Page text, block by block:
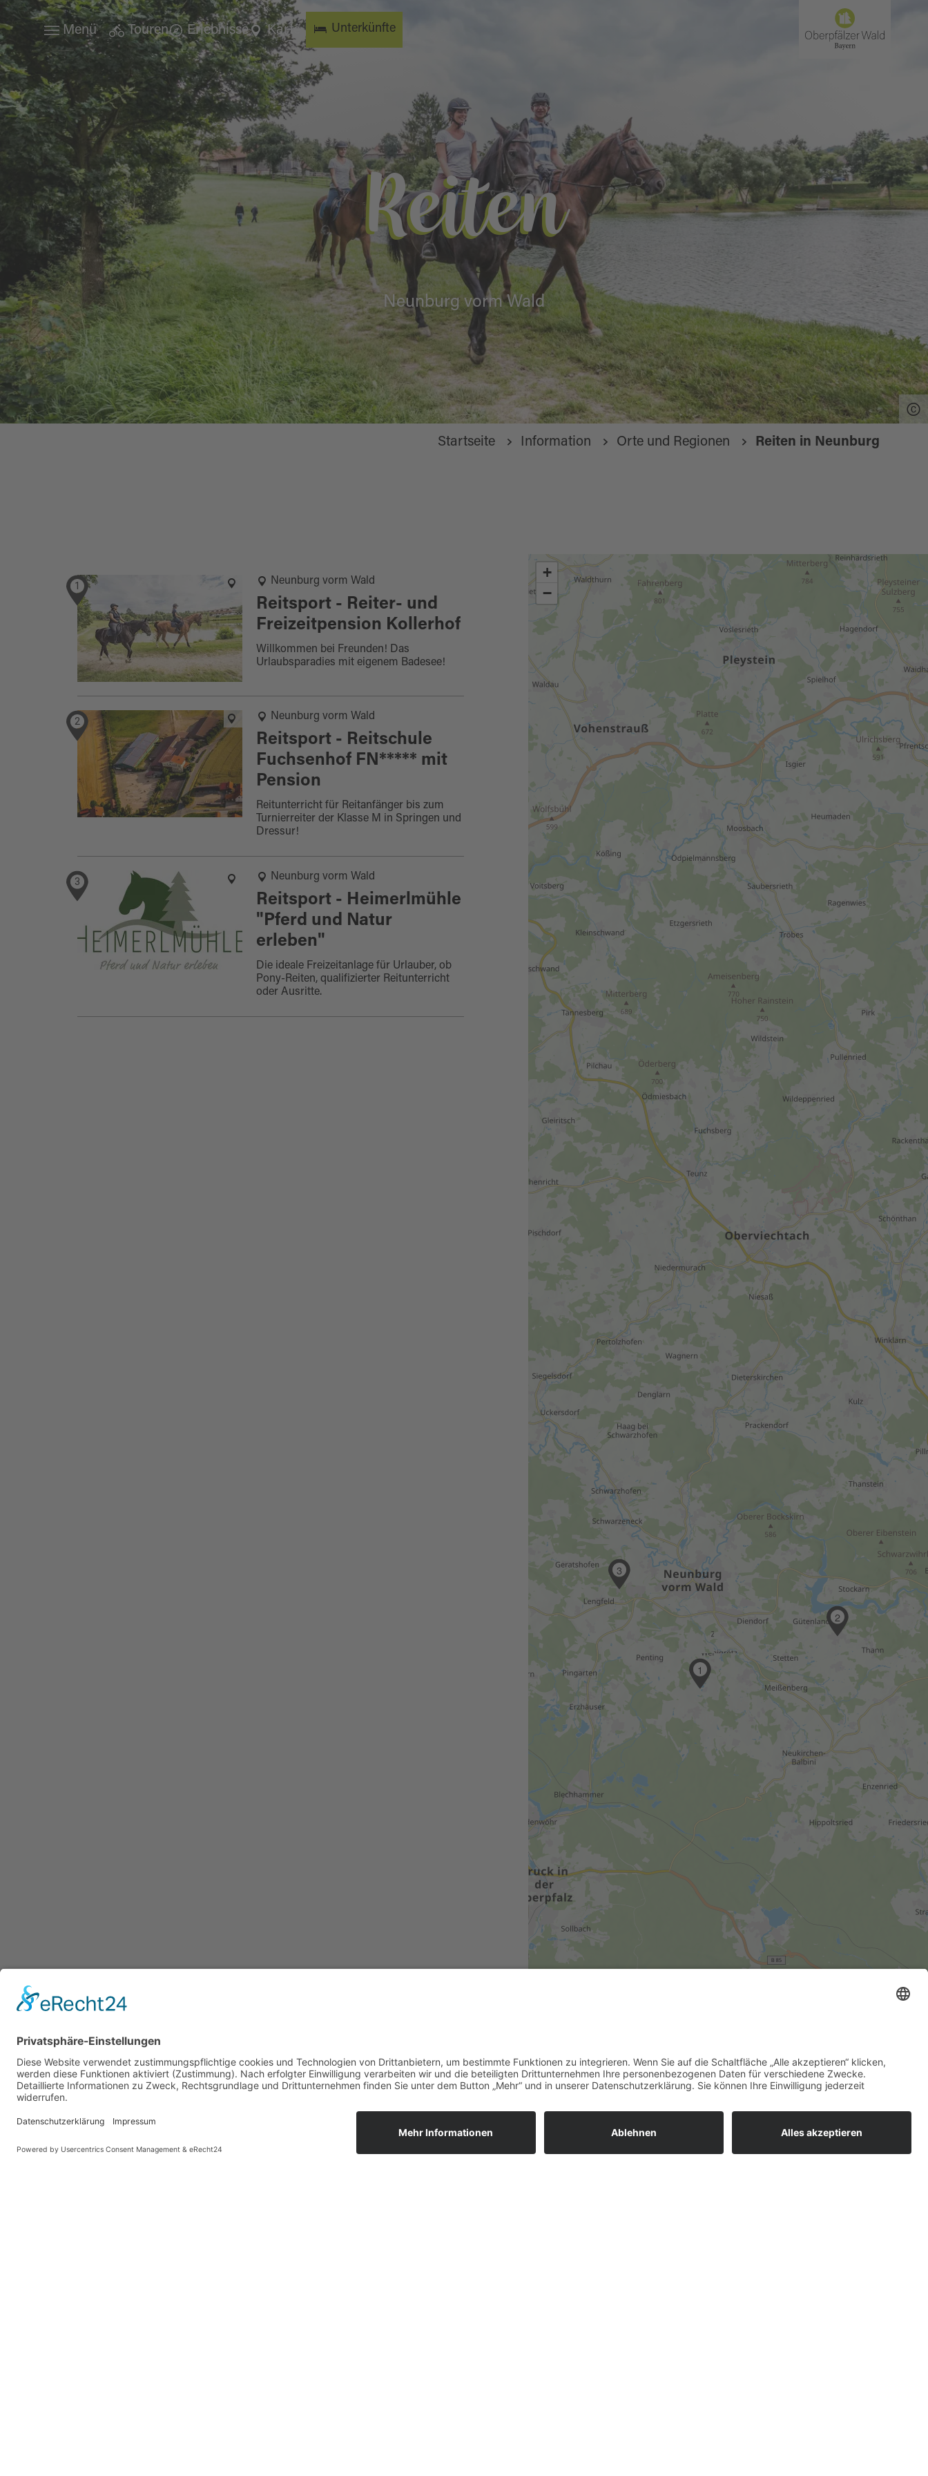
Menü Touren Erlebnisse Karte Unterkünfte
Reiten
Neunburg vorm Wald
Startseite Information Orte und Regionen Reiten in Neunburg
1 Neunburg vorm Wald
Reitsport - Reiter- und
Freizeitpension Kollerhof
Willkommen bei Freunden! Das
Urlaubsparadies mit eigenem Badesee!
2 Neunburg vorm Wald
Reitsport - Reitschule
Fuchsenhof FN***** mit
Pension
Reitunterricht für Reitanfänger bis zum
Turnierreiter der Klasse M in Springen und
Dressur!
3 Neunburg vorm Wald
Reitsport - Heimerlmühle
"Pferd und Natur
erleben"
Die ideale Freizeitanlage für Urlauber, ob
Pony-Reiten, qualifizierter Reitunterricht
oder Ausritte.
1
2
3
+
−